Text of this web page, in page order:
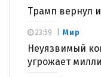
Трамп вернул
Мир
Неуязвимый
угрожает
23:59